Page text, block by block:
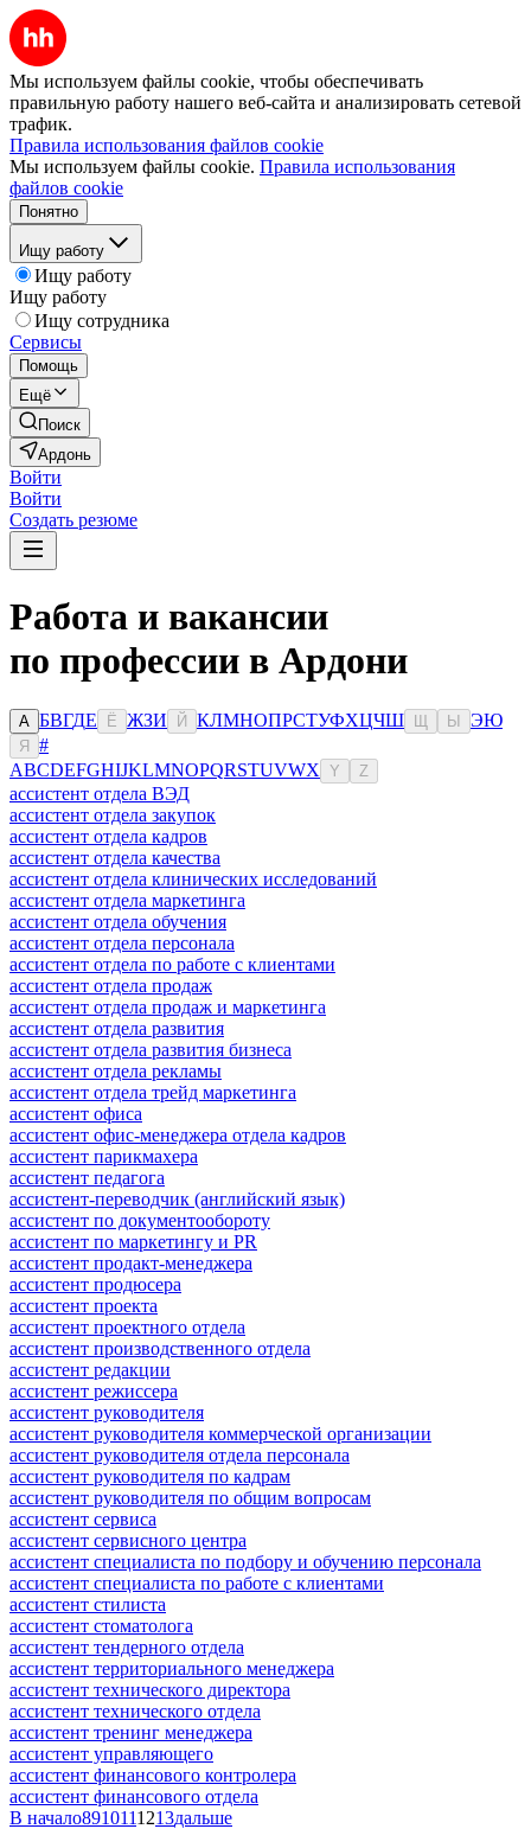
Мы используем файлы cookie, чтобы обеспечивать
правильную работу нашего веб-сайта и анализировать сетевой
трафик.
Правила использования файлов cookie
Мы используем файлы cookie. Правила использования
файлов cookie
Понятно
Ищу работу
Ищу работу
Ищу работу
Ищу сотрудника
Сервисы
Помощь
Ещё
Поиск
Ардонь
Войти
Войти
Создать резюме
Работа и вакансии
по профессии в Ардони
А БВГДЕ Ё ЖЗИ Й КЛМНОПРСТУФХЦЧШ Ы ЭЮ
Я
#
ABCDEFGHIJKLMNOPQRSTUVWX Y Z
ассистент отдела ВЭД
ассистент отдела закупок
ассистент отдела кадров
ассистент отдела качества
ассистент отдела клинических исследований
ассистент отдела маркетинга
ассистент отдела обучения
ассистент отдела персонала
ассистент отдела по работе с клиентами
ассистент отдела продаж
ассистент отдела продаж и маркетинга
ассистент отдела развития
ассистент отдела развития бизнеса
ассистент отдела рекламы
ассистент отдела трейд маркетинга
ассистент офиса
ассистент офис-менеджера отдела кадров
ассистент парикмахера
ассистент педагога
ассистент-переводчик (английский язык)
ассистент по документообороту
ассистент по маркетингу и PR
ассистент продакт-менеджера
ассистент продюсера
ассистент проекта
ассистент проектного отдела
ассистент производственного отдела
ассистент редакции
ассистент режиссера
ассистент руководителя
ассистент руководителя коммерческой организации
ассистент руководителя отдела персонала
ассистент руководителя по кадрам
ассистент руководителя по общим вопросам
ассистент сервиса
ассистент сервисного центра
ассистент специалиста по подбору и обучению персонала
ассистент специалиста по работе с клиентами
ассистент стилиста
ассистент стоматолога
ассистент тендерного отдела
ассистент территориального менеджера
ассистент технического директора
ассистент технического отдела
ассистент тренинг менеджера
ассистент управляющего
ассистент финансового контролера
ассистент финансового отдела
В начало8910111213дальше